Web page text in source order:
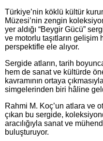
Türkiye’nin köklü kültür
Müzesi’nin zengin
yer aldığı “Beygir Gücü”
ve motorlu taşıtların
perspektifle ele alıyor.
Sergide atların, tarih
hem de sanat ve kültürde
kavramının ortaya
simgelerinden biri hâline
Rahmi M. Koç’un atlara ve
çıkan bu sergide,
aracılığıyla sanat ve
buluşturuyor.